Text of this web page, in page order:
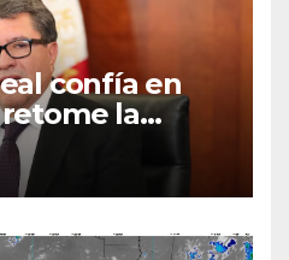
confía en
la
el
el